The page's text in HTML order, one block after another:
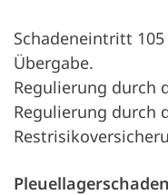
Schadeneintritt
Übergabe.
Regulierung durch
Regulierung durch